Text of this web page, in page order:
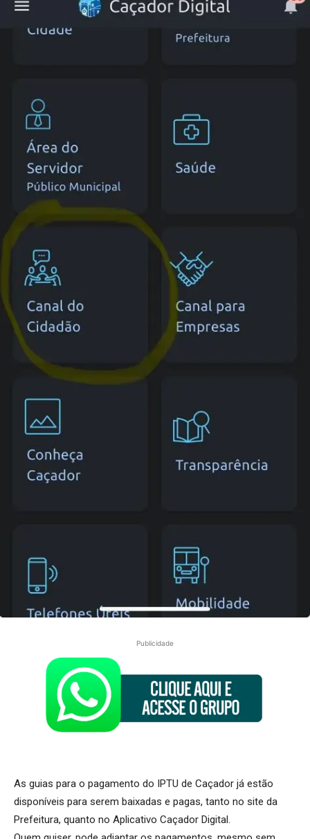
Publicidade
As guias para o pagamento do IPTU de Caçador já estão
disponíveis para serem baixadas e pagas, tanto no site da
Prefeitura, quanto no Aplicativo Caçador Digital.